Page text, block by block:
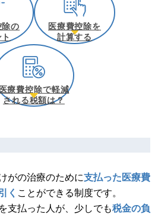
除の
ト
医療費控除を
計算する
療費控除で軽減
される税額は？
がの治療のために支払った医療費
く ことができる制度です。
支払った人が、少しでも税金の負